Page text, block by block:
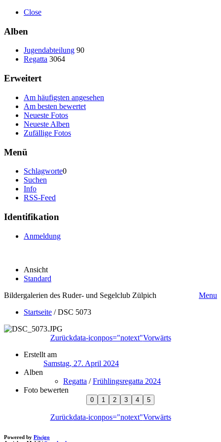
Close
Alben
Jugendabteilung 90
Regatta 3064
Erweitert
Am häufigsten angesehen
Am besten bewertet
Neueste Fotos
Neueste Alben
Zufällige Fotos
Menü
Schlagworte0
Suchen
Info
RSS-Feed
Identifikation
Anmeldung
Ansicht
Standard
Bildergalerien des Ruder- und Segelclub Zülpich
Menu
Startseite /DSC 5073
Zurückdata-iconpos="notext"Vorwärts
Erstellt am
Samstag, 27. April 2024
Alben
Regatta /Frühlingsregatta 2024
Foto bewerten
Zurückdata-iconpos="notext"Vorwärts
Powered by Piwigo